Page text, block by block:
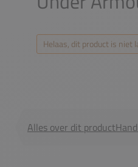
Helaas, dit product is niet
Alles over dit product